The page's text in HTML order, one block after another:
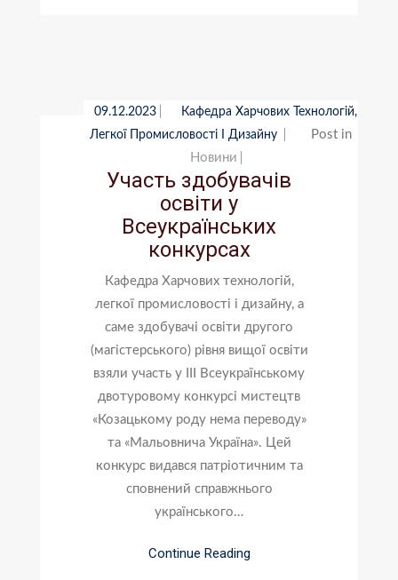
09.12.2023
Кафедра Харчових Технологій,
Легкої Промисловості І Дизайну
Post in
Новини
Участь здобувачів
освіти у
Всеукраїнських
конкурсах
Кафедра Харчових технологій,
легкої промисловості і дизайну, а
саме здобувачі освіти другого
(магістерського) рівня вищої освіти
взяли участь у III Всеукраїнському
двотуровому конкурсі мистецтв
«Козацькому роду нема переводу»
та «Мальовнича Україна». Цей
конкурс видався патріотичним та
сповнений справжнього
українського…
Continue Reading